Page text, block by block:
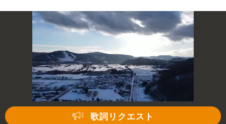
歌詞リクエスト